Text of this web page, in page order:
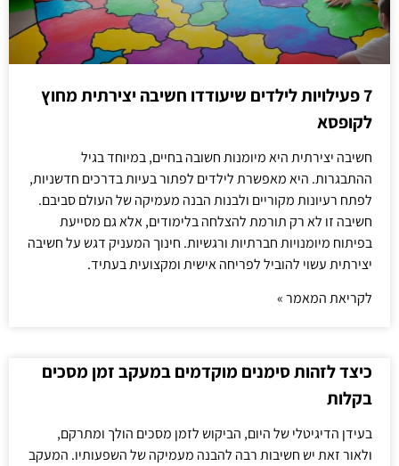
7 פעילויות לילדים שיעודדו חשיבה יצירתית מחוץ
לקופסא
חשיבה יצירתית היא מיומנות חשובה בחיים, במיוחד בגיל
ההתבגרות. היא מאפשרת לילדים לפתור בעיות בדרכים חדשניות,
לפתח רעיונות מקוריים ולבנות הבנה מעמיקה של העולם סביבם.
חשיבה זו לא רק תורמת להצלחה בלימודים, אלא גם מסייעת
בפיתוח מיומנויות חברתיות ורגשיות. חינוך המעניק דגש על חשיבה
יצירתית עשוי להוביל לפריחה אישית ומקצועית בעתיד.
לקריאת המאמר »
כיצד לזהות סימנים מוקדמים במעקב זמן מסכים
בקלות
בעידן הדיגיטלי של היום, הביקוש לזמן מסכים הולך ומתרקם,
ולאור זאת יש חשיבות רבה להבנה מעמיקה של השפעותיו. המעקב